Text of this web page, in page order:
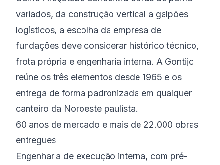
variados, da construção vertical a galpões
logísticos, a escolha da empresa de
fundações deve considerar histórico técnico,
frota própria e engenharia interna. A Gontijo
reúne os três elementos desde 1965 e os
entrega de forma padronizada em qualquer
canteiro da Noroeste paulista.
60 anos de mercado e mais de 22.000 obras
entregues
Engenharia de execução interna, com pré-